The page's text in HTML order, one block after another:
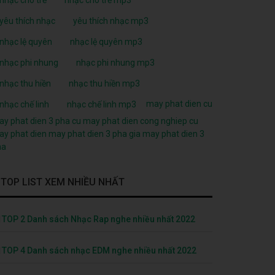
yêu thích nhạc yêu thích nhạc mp3
nhạc lệ quyên nhạc lệ quyên mp3
nhạc phi nhung nhạc phi nhung mp3
nhạc thu hiền nhạc thu hiền mp3
nhạc chế linh nhạc chế linh mp3
may phat dien cu
phat dien 3 pha cu may phat dien cong nghiep cu
phat dien may phat dien 3 pha gia may phat dien 3
TOP LIST XEM NHIỀU NHẤT
TOP 2 Danh sách Nhạc Rap nghe nhiều nhất 2022
TOP 4 Danh sách nhạc EDM nghe nhiều nhất 2022